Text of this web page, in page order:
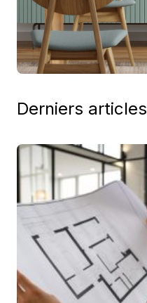
Derniers articles